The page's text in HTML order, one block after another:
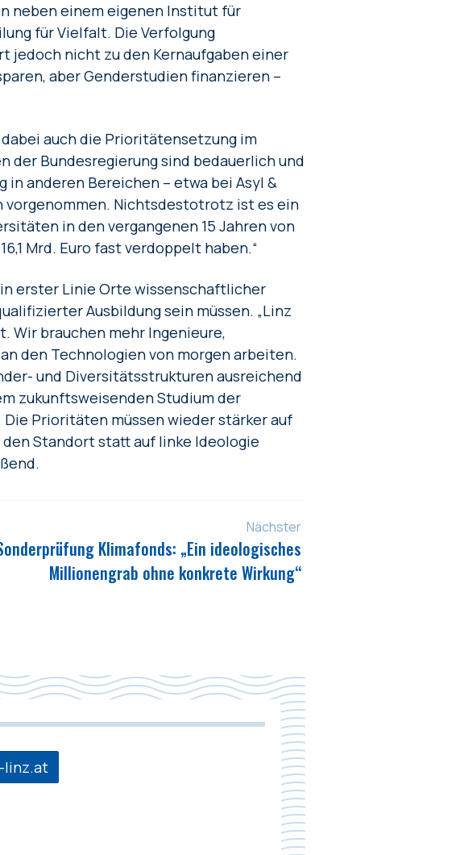
neben einem eigenen Institut für
für Vielfalt. Die Verfolgung
jedoch nicht zu den Kernaufgaben einer
aber Genderstudien finanzieren –
auch die Prioritätensetzung im
der Bundesregierung sind bedauerlich und
anderen Bereichen – etwa bei Asyl &
vorgenommen. Nichtsdestotrotz ist es ein
in den vergangenen 15 Jahren von
Mrd. Euro fast verdoppelt haben.“
erster Linie Orte wissenschaftlicher
Ausbildung sein müssen. „Linz
Wir brauchen mehr Ingenieure,
den Technologien von morgen arbeiten.
und Diversitätsstrukturen ausreichend
zukunftsweisenden Studium der
Prioritäten müssen wieder stärker auf
Standort statt auf linke Ideologie
Nächster
Klimafonds: „Ein ideologisches
Millionengrab ohne konkrete Wirkung“
linz.at